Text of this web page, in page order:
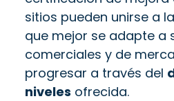
sitios pueden unirse a
que mejor se adapte a
comerciales y de
progresar a través del
niveles ofrecida.